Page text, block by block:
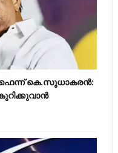
കെ.സുധാകരൻ: